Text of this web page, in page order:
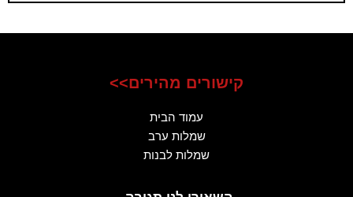
קישורים מהירים>>
עמוד הבית
שמלות ערב
שמלות לבנות